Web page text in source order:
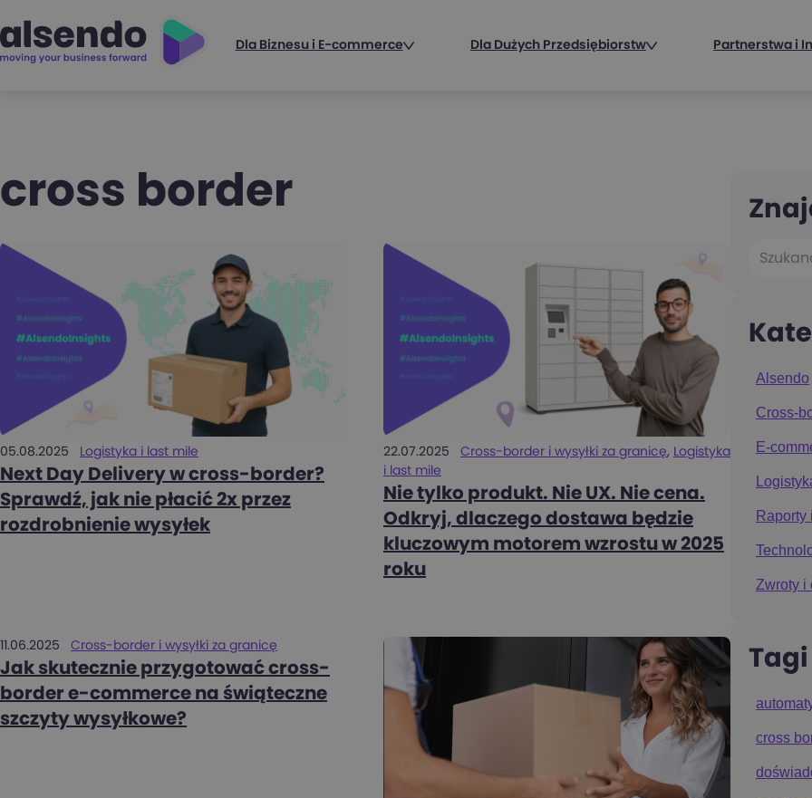
Dla Biznesu i E-commerce Dla Dużych Przedsiębiorstw Partnerstwa i
cross border
05.08.2025 Logistyka i last mile
Next Day Delivery w cross-border?
Sprawdź, jak nie płacić 2x przez
rozdrobnienie wysyłek
22.07.2025 Cross-border i wysyłki za granicę, Logistyka
i last mile
Nie tylko produkt. Nie UX. Nie cena.
Odkryj, dlaczego dostawa będzie
kluczowym motorem wzrostu w 2025
roku
11.06.2025 Cross-border i wysyłki za granicę
Jak skutecznie przygotować cross-
border e-commerce na świąteczne
szczyty wysyłkowe?
Alsendo
Cross-
E-
Raporty
Zwroty i
Tagi
cross